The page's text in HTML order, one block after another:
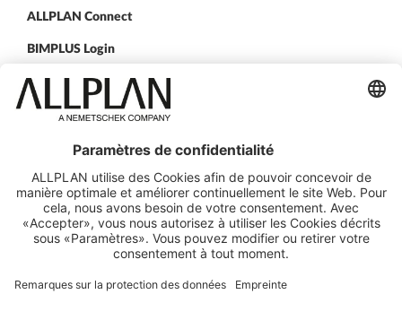
ALLPLAN Connect
BIMPLUS Login
CONTACTEZ NOUS
ALLPLAN sur LinkedIn
ALLPLAN sur Xing
ALLPLAN sur Facebook
ALLPLAN sur YouTube